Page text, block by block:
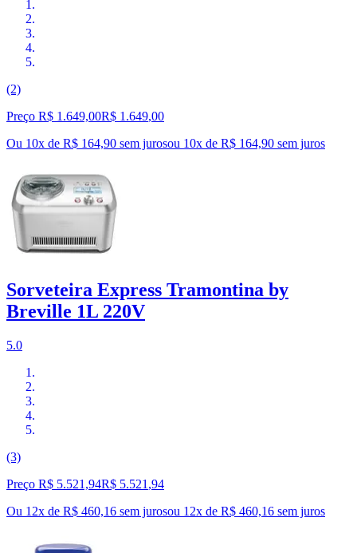
(2)
Preço R$ 1.649,00R$ 1.649,00
Ou 10x de R$ 164,90 sem jurosou 10x de R$ 164,90 sem juros
Sorveteira Express Tramontina by
Breville 1L 220V
5.0
(3)
Preço R$ 5.521,94R$ 5.521 ,94
Ou 12x de R$ 460,16 sem jurosou 12x de R$ 460,16 sem juros